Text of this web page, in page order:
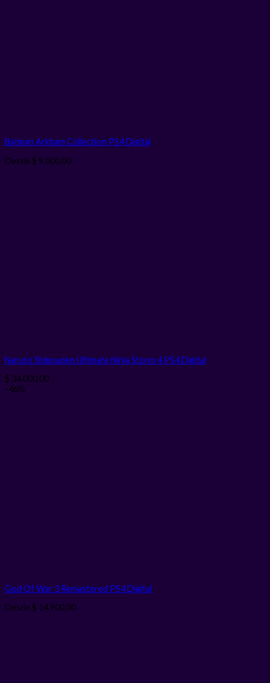
Batman Arkham Collection PS4Digital
Desde $ 9.000,00
Naruto Shippuden Ultimate Ninja Storm 4 PS4Digital
$ 34.000,00
-46%
God Of War 3 Remastered PS4Digital
Desde $ 14.900,00